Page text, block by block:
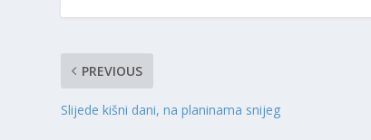
PREVIOUS
Slijede kišni dani, na planinama snijeg